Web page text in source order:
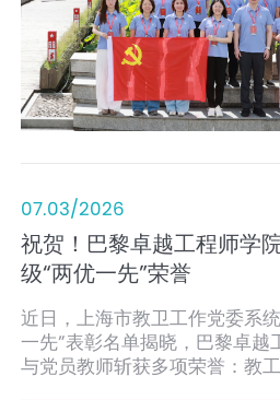
07.03/2026
祝贺！巴黎卓越工程师学
级“两优一先”荣誉
近日，上海市教卫工作党委系
一先”表彰名单揭晓，巴黎卓
与党员教师斩获多项荣誉：教